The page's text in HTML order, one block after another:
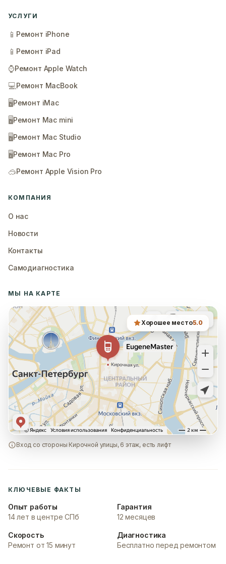
УСЛУГИ
📱 Ремонт iPhone
📱 Ремонт iPad
⌚Ремонт Apple Watch
💻Ремонт MacBook
🖥️Ремонт iMac
🖥️Ремонт Mac mini
🖥️Ремонт Mac Studio
🖥️Ремонт Mac Pro
🥽Ремонт Apple Vision Pro
КОМПАНИЯ
О нас
Новости
Контакты
Самодиагностика
МЫ НА КАРТЕ
Хорошее место5.0
Вход со стороны Кирочной улицы, 6 этаж, есть лифт
КЛЮЧЕВЫЕ ФАКТЫ
Опыт работы
14 лет в центре СПб
Гарантия
12 месяцев
Скорость
Ремонт от 15 минут
Диагностика
Бесплатно перед ремонтом